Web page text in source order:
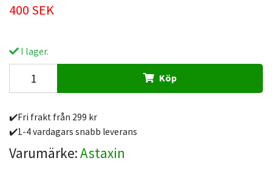
400 SEK
I lager.
Köp
✔️Fri frakt från 299 kr
✔️1-4 vardagars snabb leverans
Varumärke:Astaxin